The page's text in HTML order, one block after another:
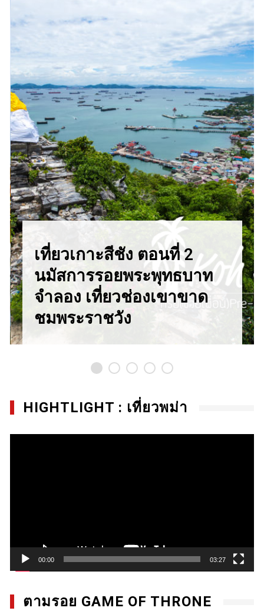
เที่ยวเกาะสีชัง ตอนที่ 2
นมัสการรอยพระพุทธบาท
จำลอง เที่ยวช่องเขาขาด
ชมพระราชวัง
HIGHTLIGHT : เที่ยวพม่า
00:00 03:27
ตามรอย GAME OF THRONE